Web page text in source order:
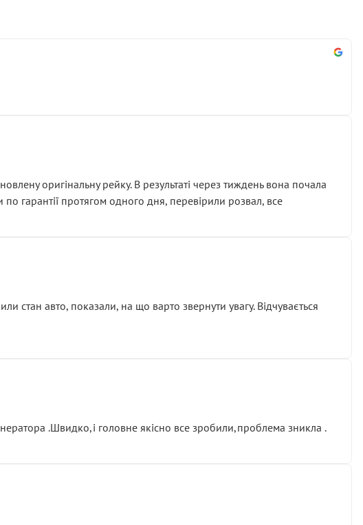
оригінальну рейку. В результаті через тиждень вона почала
гарантії протягом одного дня, перевірили розвал, все
стан авто, показали, на що варто звернути увагу. Відчувається
.Швидко,і головне якісно все зробили,проблема зникла .